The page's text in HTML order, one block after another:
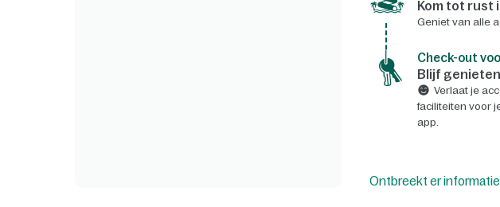
Kom tot rust
Geniet van alle
Check-out
Blijf
Verlaat je
faciliteiten voor
app.
Ontbreekt er